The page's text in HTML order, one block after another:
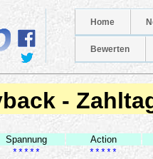
Home
Bewerten
-
Spannung
Action
***** *****